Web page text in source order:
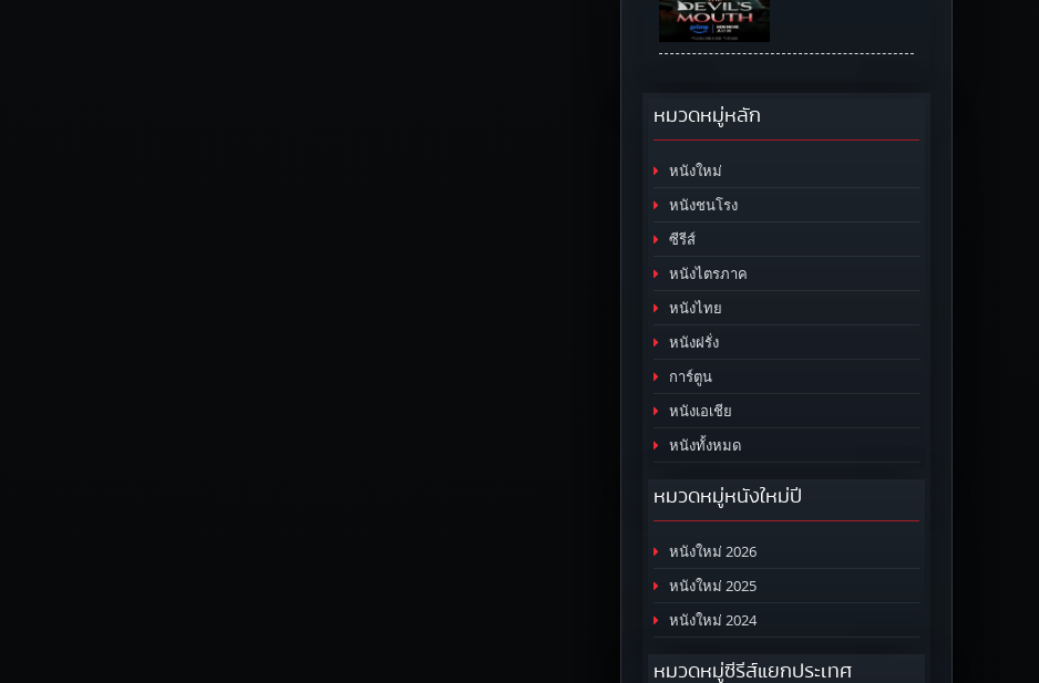
หมวดหมู่หลัก
หนังใหม่
หนังชนโรง
ซีรีส์
หนังไตรภาค
หนังไทย
หนังฝรั่ง
การ์ตูน
หนังเอเชีย
หนังทั้งหมด
หมวดหมู่หนังใหม่ปี
หนังใหม่ 2026
หนังใหม่ 2025
หนังใหม่ 2024
หมวดหมู่ซีรีส์แยกประเทศ